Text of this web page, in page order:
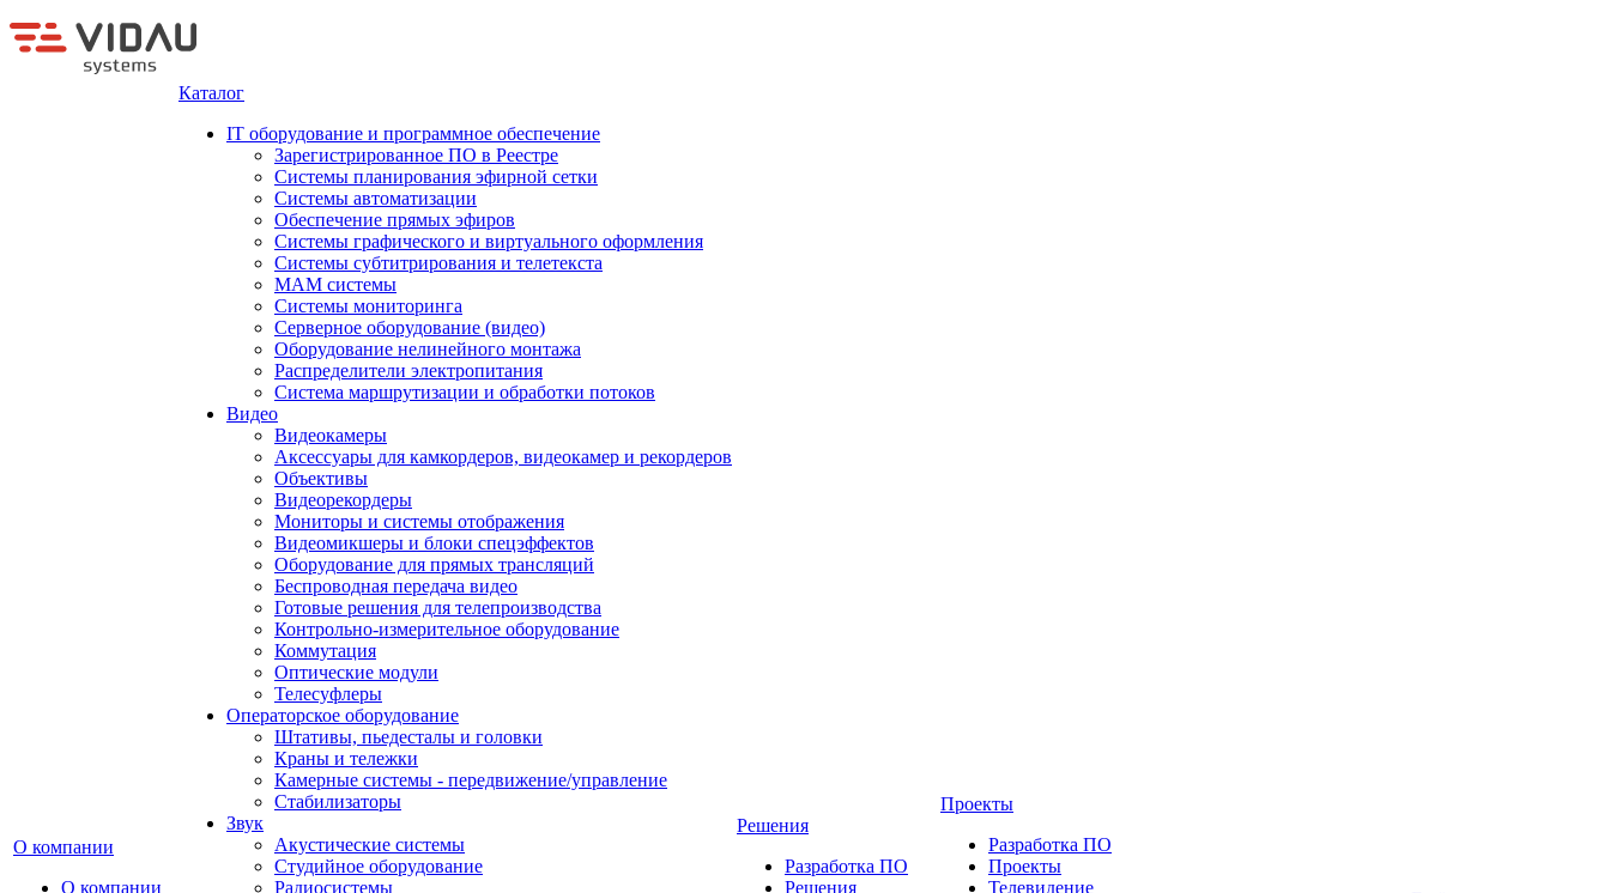
О компании
О компании
Каталог
IT оборудование и программное обеспечение
Зарегистрированное ПО в Реестре
Системы планирования эфирной сетки
Системы автоматизации
Обеспечение прямых эфиров
Системы графического и виртуального оформления
Системы субтитрирования и телетекста
MAM системы
Системы мониторинга
Серверное оборудование (видео)
Оборудование нелинейного монтажа
Распределители электропитания
Система маршрутизации и обработки потоков
Видео
Видеокамеры
Аксессуары для камкордеров, видеокамер и рекордеров
Объективы
Видеорекордеры
Мониторы и системы отображения
Видеомикшеры и блоки спецэффектов
Оборудование для прямых трансляций
Беспроводная передача видео
Готовые решения для телепроизводства
Контрольно-измерительное оборудование
Коммутация
Оптические модули
Телесуфлеры
Операторское оборудование
Штативы, пьедесталы и головки
Краны и тележки
Камерные системы - передвижение/управление
Стабилизаторы
Звук
Акустические системы
Студийное оборудование
Радиосистемы
Решения
Разработка ПО
Решения
Проекты
Разработка ПО
Проекты
Телевидение